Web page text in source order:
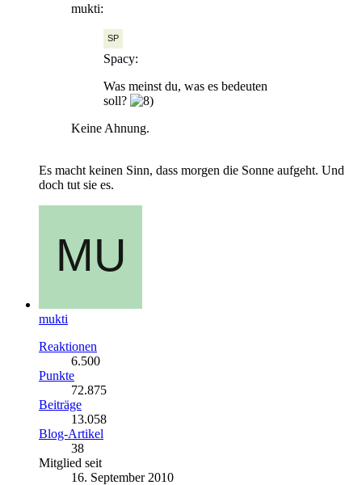
mukti:
Spacy:
Was meinst du, was es bedeuten
soll?
Keine Ahnung.
Es macht keinen Sinn, dass morgen die Sonne aufgeht. Und
doch tut sie es.
mukti
Reaktionen
6.500
Punkte
72.875
Beiträge
13.058
Blog-Artikel
38
Mitglied seit
16. September 2010